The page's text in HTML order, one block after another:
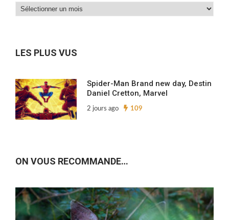
Dans
LES PLUS VUS
Spider-Man Brand new day, Destin
Daniel Cretton, Marvel
2 jours ago 109
ON VOUS RECOMMANDE…